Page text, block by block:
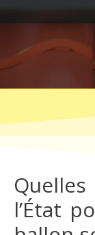
l’État